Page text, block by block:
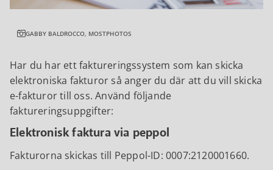
GABBY BALDROCCO, MOSTPHOTOS
Har du har ett faktureringssystem som kan skicka
elektroniska fakturor så anger du där att du vill skicka
e-fakturor till oss. Använd följande
faktureringsuppgifter:
Elektronisk faktura via peppol
Fakturorna skickas till Peppol-ID: 0007:2120001660.